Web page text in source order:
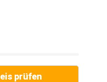
prüfen